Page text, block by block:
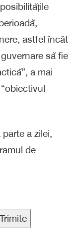
astfel încât
să fie
a mai
a zilei,
de
Trimite